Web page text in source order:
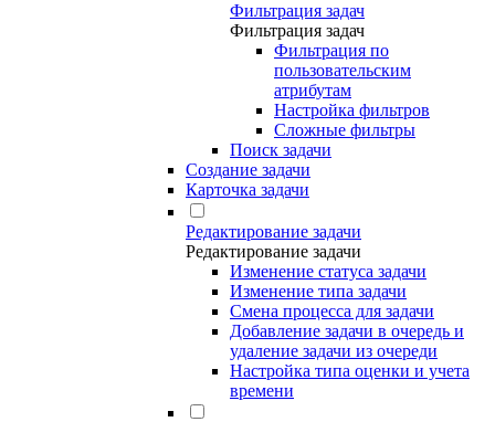
Фильтрация задач
Фильтрация задач
Фильтрация по
пользовательским
атрибутам
Настройка фильтров
Сложные фильтры
Поиск задачи
Создание задачи
Карточка задачи
Редактирование задачи
Редактирование задачи
Изменение статуса задачи
Изменение типа задачи
Смена процесса для задачи
Добавление задачи в очередь и
удаление задачи из очереди
Настройка типа оценки и учета
времени